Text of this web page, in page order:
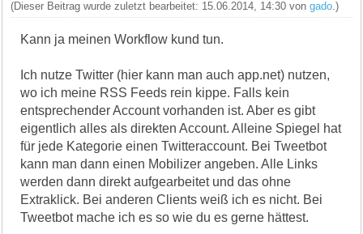
(Dieser Beitrag wurde zuletzt bearbeitet: 15.06.2014, 14:30 vongado .)
Kann ja meinen Workflow kund tun.
Ich nutze Twitter (hier kann man auch app.net) nutzen,
wo ich meine RSS Feeds rein kippe. Falls kein
entsprechender Account vorhanden ist. Aber es gibt
eigentlich alles als direkten Account. Alleine Spiegel hat
für jede Kategorie einen Twitteraccount. Bei Tweetbot
kann man dann einen Mobilizer angeben. Alle Links
werden dann direkt aufgearbeitet und das ohne
Extraklick. Bei anderen Clients weiß ich es nicht. Bei
Tweetbot mache ich es so wie du es gerne hättest.